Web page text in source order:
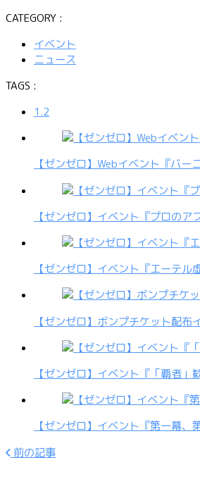
CATEGORY :
イベント
ニュース
TAGS :
1.2
【ゼンゼロ】Webイベント『バ
【ゼンゼロ】イベント『プロの
【ゼンゼロ】イベント『エーテ
【ゼンゼロ】ボンプチケット配
【ゼンゼロ】イベント『「覇者
【ゼンゼロ】イベント『第一幕、
前の記事